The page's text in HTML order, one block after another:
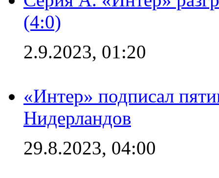
(4:0)
2.9.2023, 01:20
«Интер» подписал
Нидерландов
29.8.2023, 04:00